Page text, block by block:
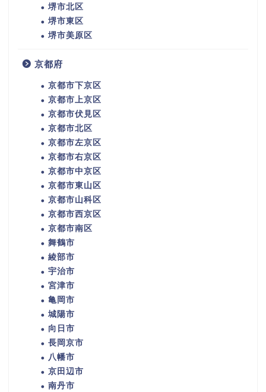
堺市北区
堺市東区
堺市美原区
京都府
京都市下京区
京都市上京区
京都市伏見区
京都市北区
京都市左京区
京都市右京区
京都市中京区
京都市東山区
京都市山科区
京都市西京区
京都市南区
舞鶴市
綾部市
宇治市
宮津市
亀岡市
城陽市
向日市
長岡京市
八幡市
京田辺市
南丹市